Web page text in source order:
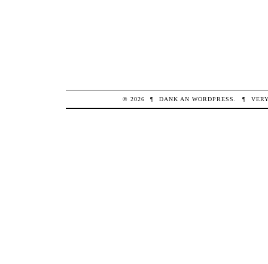
© 2026 ¶ DANK ANWORDPRESS ¶